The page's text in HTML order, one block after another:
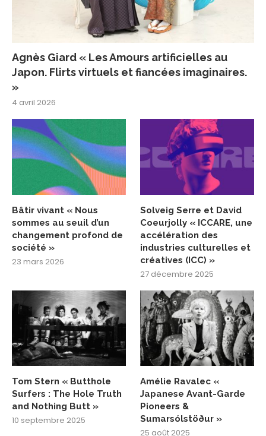
Agnès Giard « Les Amours artificielles au
Japon. Flirts virtuels et fiancées imaginaires.
»
4 avril 2026
Bâtir vivant « Nous
sommes au seuil d’un
changement profond de
société »
23 mars 2026
Solveig Serre et David
Coeurjolly « ICCARE, une
accélération des
industries culturelles et
créatives (ICC) »
27 décembre 2025
Tom Stern « Butthole
Surfers : The Hole Truth
and Nothing Butt »
10 septembre 2025
Amélie Ravalec «
Japanese Avant-Garde
Pioneers &
Sumarsólstöður »
25 août 2025